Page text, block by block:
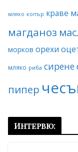
мляко копър краве
магданоз
морков орехи
мляко риба сирене
пипер
Интервю: